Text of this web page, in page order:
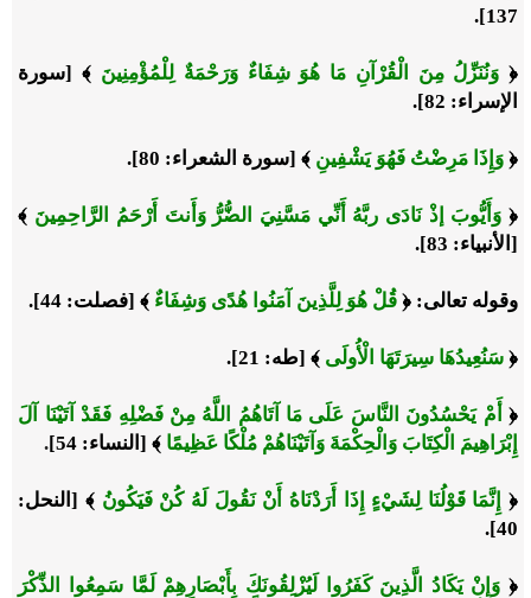
137].
﴿ وَنُنَزِّلُ مِنَ الْقُرْآنِ مَا هُوَ شِفَاءٌ وَرَحْمَةٌ لِلْمُؤْمِنِينَ ﴾ [سورة
الإسراء: 82].
﴿ وَإِذَا مَرِضْتُ فَهُوَ يَشْفِينِ ﴾ [سورة الشعراء: 80].
﴿ وَأَيُّوبَ إذْ نَادَى ربَّهُ أَنِّي مَسَّنِيَ الضُّرُّ وَأَنتَ أَرْحَمُ الرَّاحِمِينَ ﴾
[ الأنبياء: 83].
وقوله تعالى: ﴿ قُلْ هُوَ لِلَّذِينَ آمَنُوا هُدًى وَشِفَاءٌ ﴾ [فصلت: 44].
﴿ سَنُعِيدُهَا سِيرَتَهَا الْأُولَى ﴾ [طه: 21].
﴿ أَمْ يَحْسُدُونَ النَّاسَ عَلَى مَا آتَاهُمُ اللَّهُ مِنْ فَضْلِهِ فَقَدْ آتَيْنَا آلَ
إِبْرَاهِيمَ الْكِتَابَ وَالْحِكْمَةَ وَآتَيْنَاهُمْ مُلْكًا عَظِيمًا ﴾ [ النساء: 54]
.
﴿ إِنَّمَا قَوْلُنَا لِشَيْءٍ إِذَا أَرَدْنَاهُ أَنْ نَقُولَ لَهُ كُنْ فَيَكُونُ ﴾ [النحل:
40].
﴿ وَإِنْ يَكَادُ الَّذِينَ كَفَرُوا لَيُزْلِقُونَكَ بِأَبْصَارِهِمْ لَمَّا سَمِعُوا الذِّكْرَ